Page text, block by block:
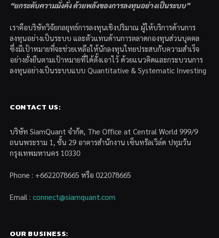
“ยกระดับความมั่งคั่ง ด้วยพลังของการลงทุนอย่างเป็นระบบ”
เราคือบริษัทวิจัยกลยุทธ์การลงทุนเชิงปริมาณ ผู้ให้บริการด้านการ
ลงทุนอย่างเป็นระบบ และตัวแทนด้านการตลาดกองทุนส่วนบุคคล
ซึ่งมีเป้าหมายที่จะช่วยเหลือให้นักลงทุนไทยประสบกับความสำเร็จ
อย่างยั่งยืนตามเป้าหมายที่ได้ตั้งเอาไว้ ด้วยแนวคิดและกระบวนการ
ลงทุนอย่างเป็นระบบแบบ Quantitative & Systematic Investing
CONTACT US:
บริษัท SiamQuant จำกัด, The Office at Central World 999/9
ถนนพระราม 1, ชั้น 29 อาคารสำนักงาน เซ็นทรัลเวิล์ด ปทุมวัน
กรุงเทพมหานคร 10330
Phone : +6622078665 หรือ 022078665
Email : connect@siamquant.com
OUR BUSINESS: